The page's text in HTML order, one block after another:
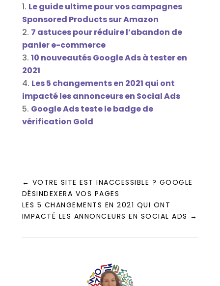
Le guide ultime pour vos campagnes
Sponsored Products sur Amazon
7 astuces pour réduire l’abandon de
panier e-commerce
10 nouveautés Google Ads à tester en
2021
Les 5 changements en 2021 qui ont
impacté les annonceurs en Social Ads
Google Ads teste le badge de
vérification Gold
← VOTRE SITE EST INACCESSIBLE ? GOOGLE
DÉSINDEXERA VOS PAGES
LES 5 CHANGEMENTS EN 2021 QUI ONT
IMPACTÉ LES ANNONCEURS EN SOCIAL ADS →